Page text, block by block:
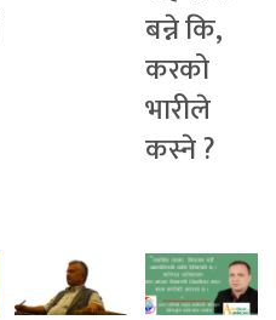
बन्ने कि,
करको
भारीले
कस्ने ?